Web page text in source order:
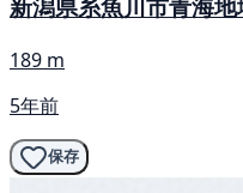
新潟県糸魚川市青海
189 m
5年前
保存